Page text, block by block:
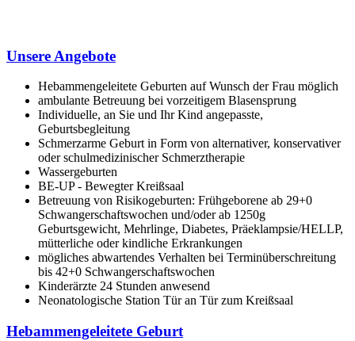
Unsere Angebote
Hebammengeleitete Geburten auf Wunsch der Frau möglich
ambulante Betreuung bei vorzeitigem Blasensprung
Individuelle, an Sie und Ihr Kind angepasste,
Geburtsbegleitung
Schmerzarme Geburt in Form von alternativer, konservativer
oder schulmedizinischer Schmerztherapie
Wassergeburten
BE-UP - Bewegter Kreißsaal
Betreuung von Risikogeburten: Frühgeborene ab 29+0
Schwangerschaftswochen und/oder ab 1250g
Geburtsgewicht, Mehrlinge, Diabetes, Präeklampsie/HELLP,
mütterliche oder kindliche Erkrankungen
mögliches abwartendes Verhalten bei Terminüberschreitung
bis 42+0 Schwangerschaftswochen
Kinderärzte 24 Stunden anwesend
Neonatologische Station Tür an Tür zum Kreißsaal
Hebammengeleitete Geburt